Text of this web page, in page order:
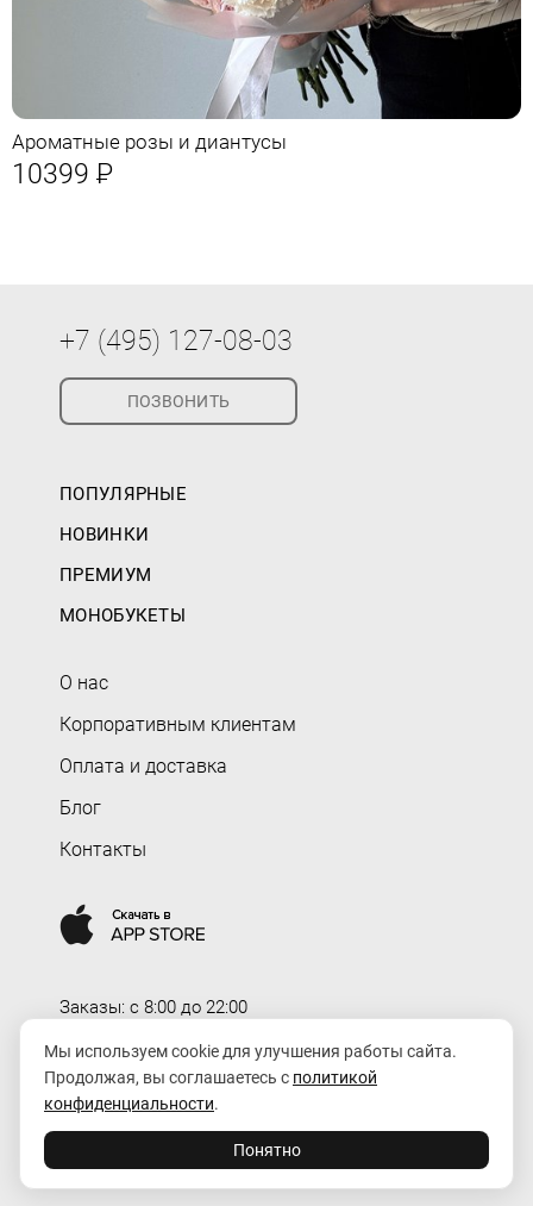
Ароматные розы и диантусы
10399 Р
+7 (495) 127-08-03
ПОЗВОНИТЬ
ПОПУЛЯРНЫЕ
НОВИНКИ
ПРЕМИУМ
МОНОБУКЕТЫ
О нас
Корпоративным клиентам
Оплата и доставка
Блог
Контакты
Заказы: c 8:00 до 22:00
Доставка: c 8:00 до 00:00
order@rozaexpress.ru
Мы используем cookie для улучшения работы сайта.
Продолжая, вы соглашаетесь с политикой
конфиденциальности.
Понятно